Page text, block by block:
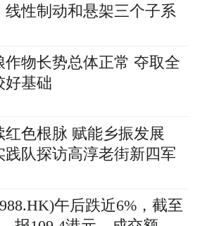
线性制动和悬架三个子系
物长势总体正常 夺取全
好基础
红色根脉 赋能乡振发展
队探访高淳老街新四军
午后跌近6%，截至